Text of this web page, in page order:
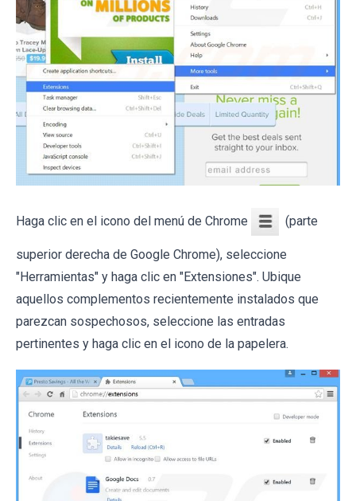
Haga clic en el icono del menú de Chrome (parte
superior derecha de Google Chrome), seleccione
"Herramientas" y haga clic en "Extensiones". Ubique
aquellos complementos recientemente instalados que
parezcan sospechosos, seleccione las entradas
pertinentes y haga clic en el icono de la papelera.